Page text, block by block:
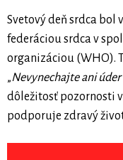
Svetový deň srdca bol
federáciou srdca v
organizáciou (WHO).
„Nevynechajte ani úder
dôležitosť pozornosti
podporuje zdravý